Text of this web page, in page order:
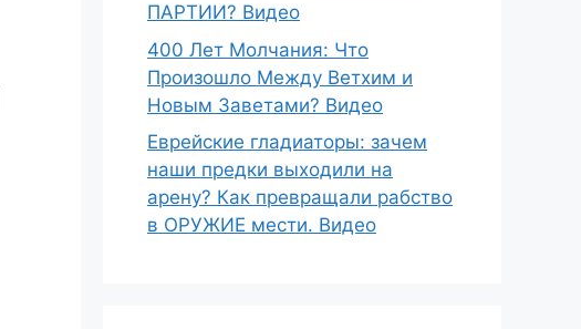
ПАРТИИ? Видео
400 Лет Молчания: Что
Произошло Между Ветхим и
Новым Заветами? Видео
Еврейские гладиаторы: зачем
наши предки выходили на
арену? Как превращали рабство
в ОРУЖИЕ мести. Видео